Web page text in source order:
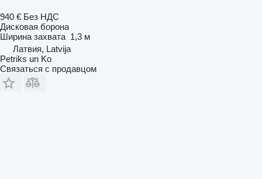
940 € Без НДС
Дисковая борона
Ширина захвата 1,3 м
Латвия, Latvija
Petriks un Ko
Связаться с продавцом